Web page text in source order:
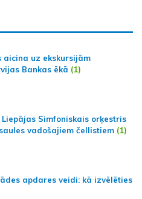
aicina uz ekskursijām
Bankas ēkā (1)
Liepājas Simfoniskais orķestris
vadošajiem čellistiem (1)
apdares veidi: kā izvēlēties